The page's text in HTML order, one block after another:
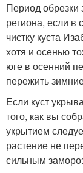
Период обрезки
региона, если в
чистку куста
хотя и осенью
юге в осенний
пережить
Если куст
того, как вы
укрытием
растение не
сильным